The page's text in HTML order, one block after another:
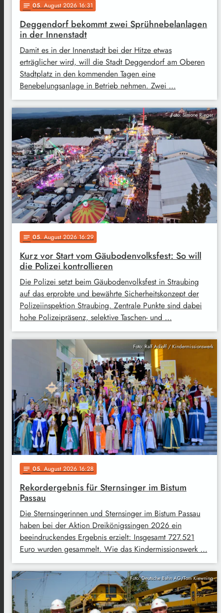
notes 05. August 2026 16:31
Deggendorf bekommt zwei Sprühnebelanlagen
in der Innenstadt
Damit es in der Innenstadt bei der Hitze etwas
erträglicher wird, will die Stadt Deggendorf am Oberen
Stadtplatz in den kommenden Tagen eine
Benebelungsanlage in Betrieb nehmen. Zwei …
Foto: Simone Rieger
notes 05. August 2026 16:29
Kurz vor Start vom Gäubodenvolksfest: So will
die Polizei kontrollieren
Die Polizei setzt beim Gäubodenvolksfest in Straubing
auf das erprobte und bewährte Sicherheitskonzept der
Polizeiinspektion Straubing. Zentrale Punkte sind dabei
hohe Polizeipräsenz, selektive Taschen- und …
Foto: Ralf Adloff / Kindermissionswerk
notes 05. August 2026 16:28
Rekordergebnis für Sternsinger im Bistum
Passau
Die Sternsingerinnen und Sternsinger im Bistum Passau
haben bei der Aktion Dreikönigssingen 2026 ein
beeindruckendes Ergebnis erzielt: Insgesamt 727.521
Euro wurden gesammelt. Wie das Kindermissionswerk …
Foto: Deutsche Bahn AG/Tom Kiewning